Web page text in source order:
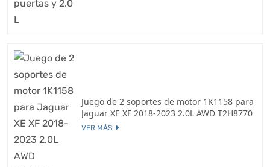
Juego de 2 soportes de motor 1K1158 para
Jaguar XE XF 2018-2023 2.0L AWD T2H8770
VER MÁS